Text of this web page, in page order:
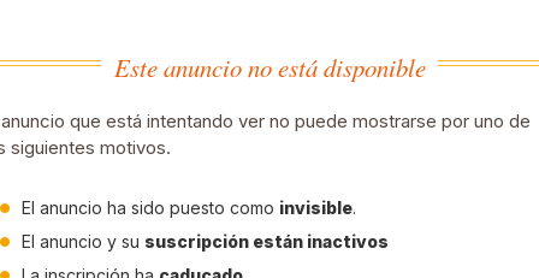
Este anuncio no está disponible
que está intentando ver no puede mostrarse por uno de
siguientes motivos.
El anuncio ha sido puesto como invisible.
El anuncio y su suscripción están inactivos